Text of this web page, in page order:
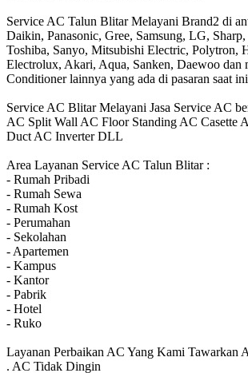
Service AC Talun Blitar Melayani Brand2 di
Daikin, Panasonic, Gree, Samsung, LG,
Toshiba, Sanyo, Mitsubishi Electric, Polytron,
Electrolux, Akari, Aqua, Sanken, Daewoo dan
Conditioner lainnya yang ada di pasaran saat
Service AC Blitar Melayani Jasa Service AC
AC Split Wall AC Floor Standing AC Casette
Duct AC Inverter DLL
Area Layanan Service AC Talun Blitar :
- Rumah Pribadi
- Rumah Sewa
- Rumah Kost
- Perumahan
- Sekolahan
- Apartemen
- Kampus
- Kantor
- Pabrik
- Hotel
- Ruko
Layanan Perbaikan AC Yang Kami Tawarkan
. AC Tidak Dingin